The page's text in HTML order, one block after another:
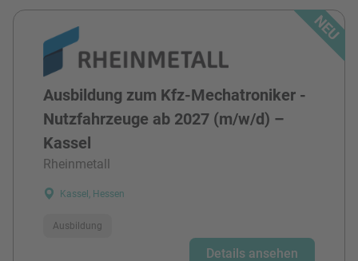
Ausbildung zum Kfz-Mechatroniker -
Nutzfahrzeuge ab 2027 (m/w/d) –
Kassel
Rheinmetall
Kassel, Hessen
Ausbildung
Details ansehen